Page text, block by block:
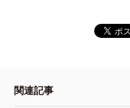
関連記事